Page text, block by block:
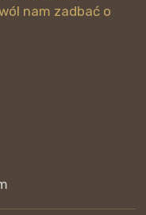
nam zadbać o